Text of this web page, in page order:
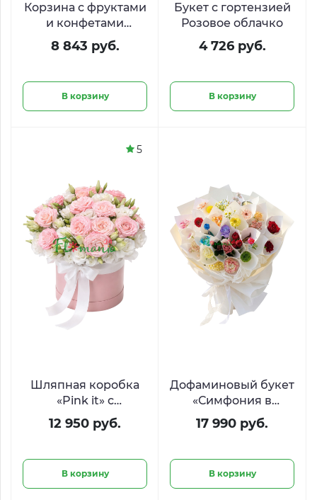
Корзина с фруктами
и конфетами
«Фруктовый сад»
8 843 руб.
В корзину
Букет с гортензией
Розовое облачко
4 726 руб.
В корзину
Шляпная коробка
«Pink it» с
пионовидной розой
и эустомой
12 950 руб.
В корзину
5
Дофаминовый букет
«Симфония в
конвертах»
17 990 руб.
В корзину